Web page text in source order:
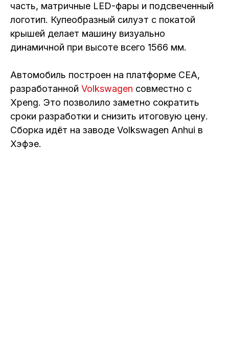
часть, матричные LED-фары и подсвеченный
логотип. Купеобразный силуэт с покатой
крышей делает машину визуально
динамичной при высоте всего 1566 мм.
Автомобиль построен на платформе CEA,
разработанной Volkswagen совместно с
Xpeng. Это позволило заметно сократить
сроки разработки и снизить итоговую цену.
Сборка идёт на заводе Volkswagen Anhui в
Хэфэе.